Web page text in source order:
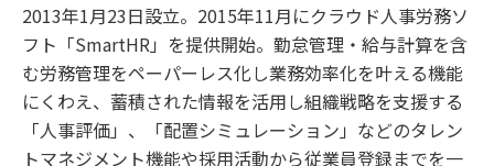
2013年1月23日設立。2015年11月にクラウド人事労務ソ
フト「SmartHR」を提供開始。勤怠管理・給与計算を含
む労務管理をペーパーレス化し業務効率化を叶える機能
にくわえ、蓄積された情報を活用し組織戦略を支援する
「人事評価」、「配置シミュレーション」などのタレン
トマネジメント機能や採用活動から従業員登録までを一